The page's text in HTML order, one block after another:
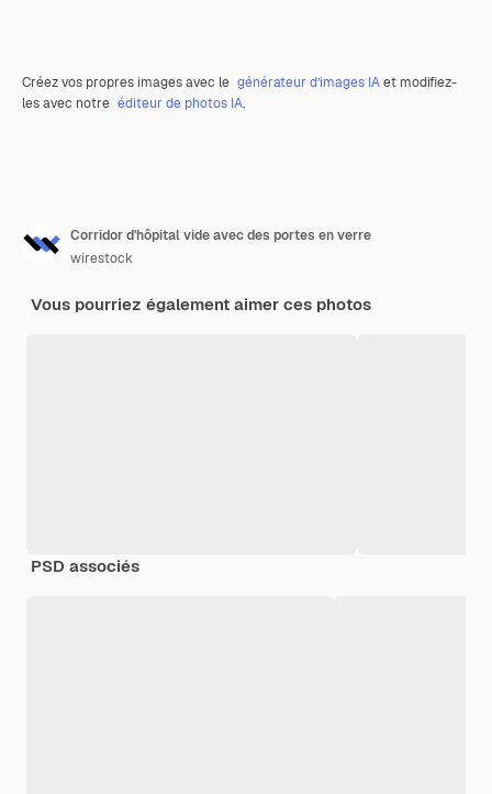
Créez vos propres images avec le générateur d’images IAet modifiez-
les avec notre éditeur de photos IA.
Corridor d'hôpital vide avec des portes en verre
wirestock
Vous pourriez également aimer ces photos
PSD associés